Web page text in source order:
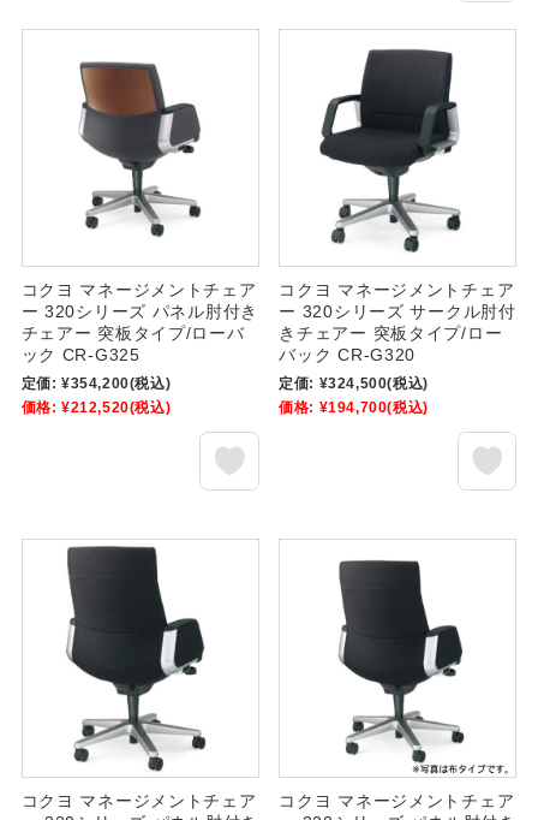
コクヨ マネージメントチェア
ー 320シリーズ パネル肘付き
チェアー 突板タイプ/ローバ
ック CR-G325
定価: ¥354,200(税込)
価格: ¥212,520(税込)
コクヨ マネージメントチェア
ー 320シリーズ サークル肘付
きチェアー 突板タイプ/ロー
バック CR-G320
定価: ¥324,500(税込)
価格: ¥194,700(税込)
コクヨ マネージメントチェア
コクヨ マネージメントチェア